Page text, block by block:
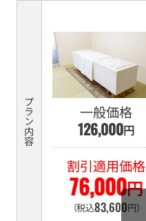
価
格・
日
プラン内容 一般価格
126,000円
割引適用価格
76,000円
（税込83,600円）